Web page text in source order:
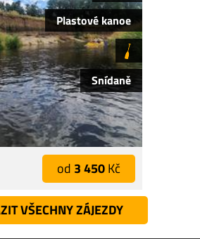
Plastové kanoe
Snídaně
od 3 450Kč
VŠECHNY ZÁJEZDY